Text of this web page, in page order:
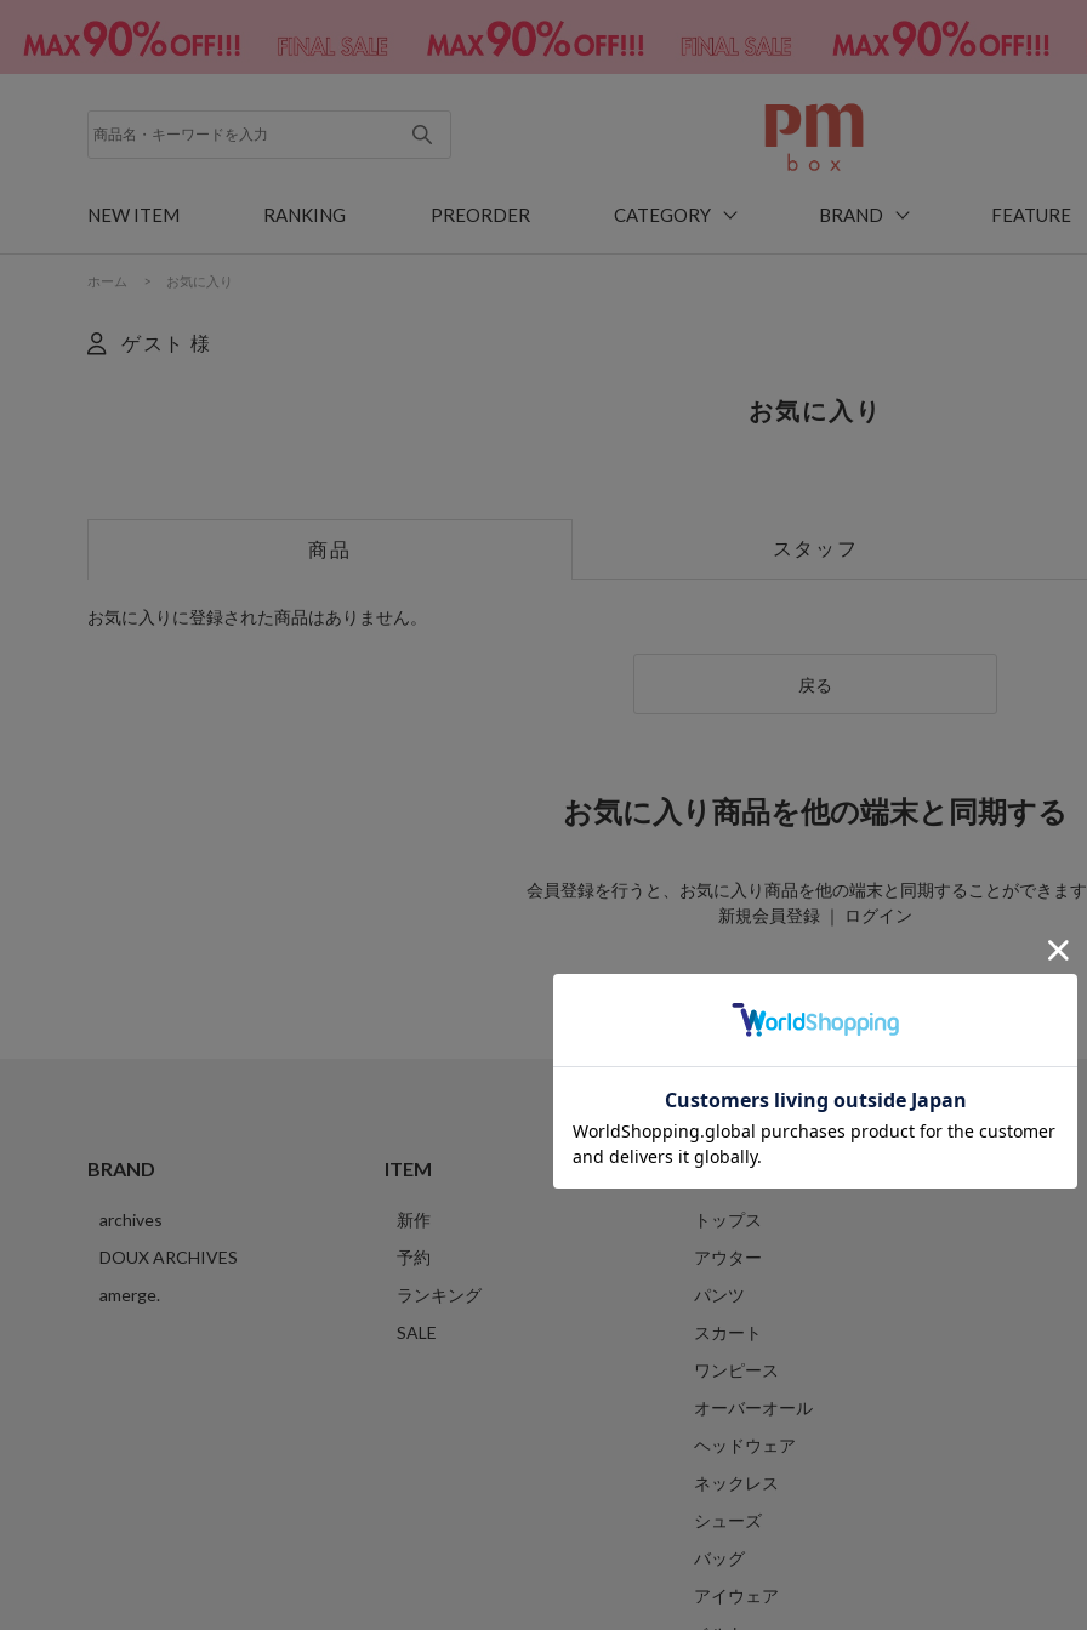
NEW ITEM RANKING PREORDER CATEGORY BRAND FEATURE
ホーム > お気に入り
ゲスト 様
お気に入り
商品 スタッフ
お気に入りに登録された商品はありません。
戻る
お気に入り商品を他の端末と同期する
会員登録を行うと、お気に入り商品を他の端末と同期することができます
新規会員登録 ｜ ログイン
BRAND
archives
DOUX ARCHIVES
amerge.
ITEM
新作
予約
ランキング
SALE
CATEGORY
トップス
アウター
パンツ
スカート
ワンピース
オーバーオール
ヘッドウェア
ネックレス
シューズ
バッグ
アイウェア